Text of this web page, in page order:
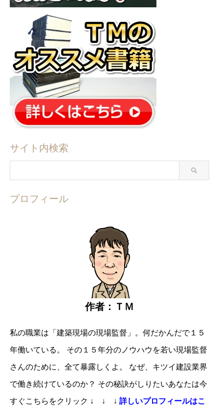
サイト内検索
プロフィール
作者：ＴＭ
私の職業は「建築現場の現場監督」。 何だかんだで１５
年働いている。 その１５年分のノウハウを若い現場監督
さんのために、全て暴露しくよ。 なぜ、キツイ建設業界
で働き続けているのか？ その秘訣がしりたいあなたは今
すぐこちらをクリック ↓ ↓ ↓ 詳しいプロフィールはこ